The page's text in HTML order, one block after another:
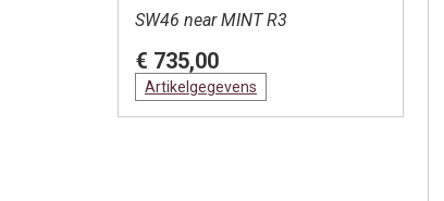
SW46 near MINT R3
€ 735,00
Artikelgegevens